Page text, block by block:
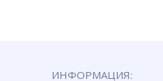
ИНФОРМАЦИЯ: